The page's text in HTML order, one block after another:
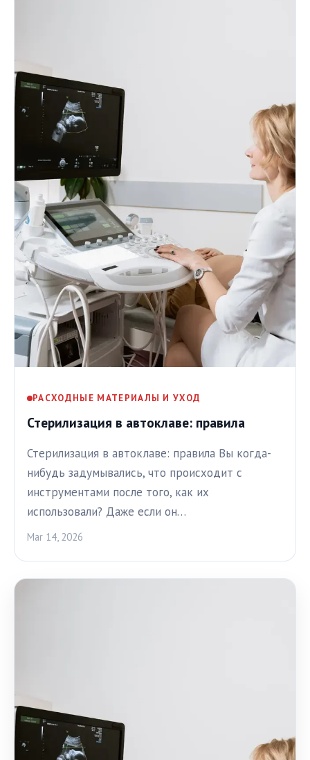
РАСХОДНЫЕ МАТЕРИАЛЫ И УХОД
Стерилизация в автоклаве: правила
Стерилизация в автоклаве: правила Вы когда-
нибудь задумывались, что происходит с
инструментами после того, как их
использовали? Даже если он…
Mar 14, 2026